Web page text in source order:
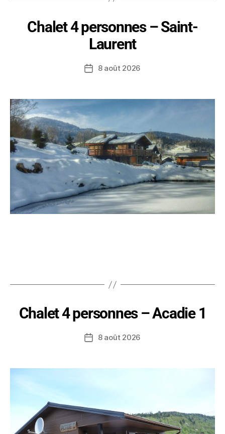
Chalet 4 personnes – Saint-
Laurent
8 août 2026
Chalet 4 personnes – Acadie 1
8 août 2026